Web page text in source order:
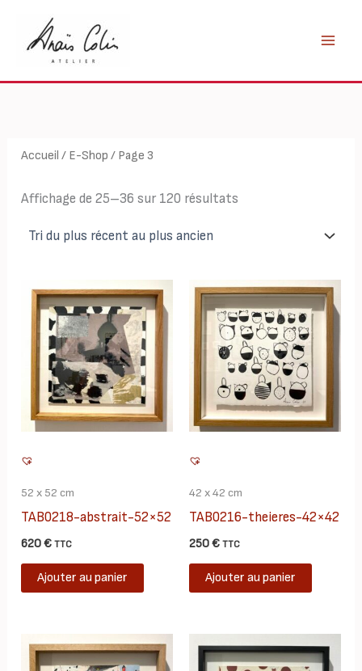
Accueil / E-Shop / Page 3
Affichage de 25–36 sur 120 résultats
ancien
52 x 52 cm
TAB0218-abstrait-52×52
620€ TTC
Ajouter au panier
42 x 42 cm
TAB0216-theieres-42×42
250€ TTC
Ajouter au panier